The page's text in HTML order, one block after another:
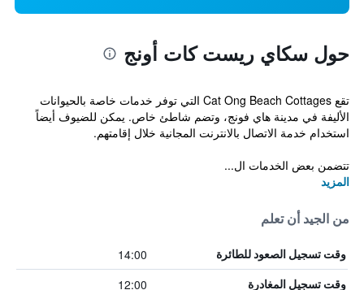
حول سكاي ريست كات أونج
تقع Cat Ong Beach Cottages التي توفر خدمات خاصة بالحيوانات
الأليفة في مدينة هاي فونج، وتضم شاطئ خاص. يمكن للضيوف أيضاً
استخدام خدمة الاتصال بالانترنت المجانية خلال إقامتهم.
تتضمن بعض الخدمات ال...
المزيد
من الجيد أن تعلم
وقت تسجيل الصعود للطائرة 14:00
وقت تسجيل المغادرة 12:00